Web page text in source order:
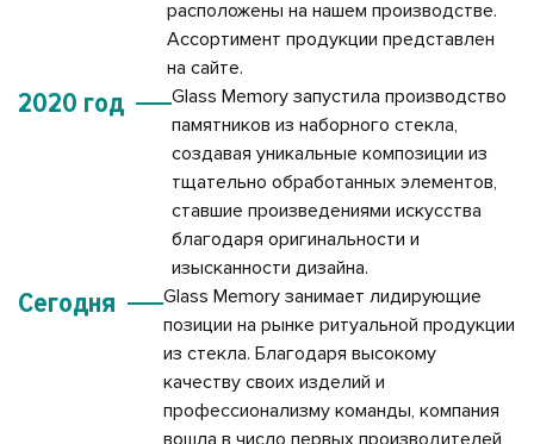
расположены на нашем производстве.
Ассортимент продукции представлен
на сайте.
2020 год
Glass Memory запустила производство
памятников из наборного стекла,
создавая уникальные композиции из
тщательно обработанных элементов,
ставшие произведениями искусства
благодаря оригинальности и
изысканности дизайна.
Сегодня
Glass Memory занимает лидирующие
позиции на рынке ритуальной продукции
из стекла. Благодаря высокому
качеству своих изделий и
профессионализму команды, компания